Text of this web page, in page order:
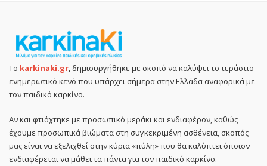
Το karkinaki.gr , δημιουργήθηκε με σκοπό να καλύψει το τεράστιο
ενημερωτικό κενό που υπάρχει σήμερα στην Ελλάδα αναφορικά με
τον παιδικό καρκίνο.
Αν και φτιάχτηκε με προσωπικό μεράκι και ενδιαφέρον, καθώς
έχουμε προσωπικά βιώματα στη συγκεκριμένη ασθένεια, σκοπός
μας είναι να εξελιχθεί στην κύρια «πύλη» που θα καλύπτει όποιον
ενδιαφέρεται να μάθει τα πάντα για τον παιδικό καρκίνο.